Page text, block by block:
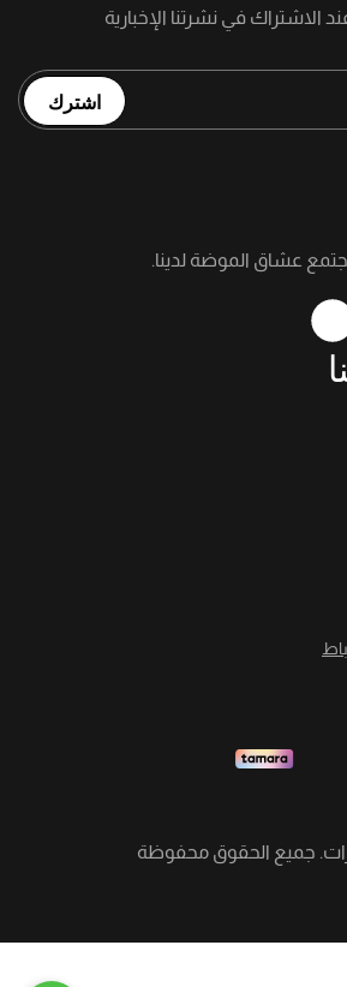
اشترك
عشاق الموضة لدينا.
جميع الحقوق محفوظة